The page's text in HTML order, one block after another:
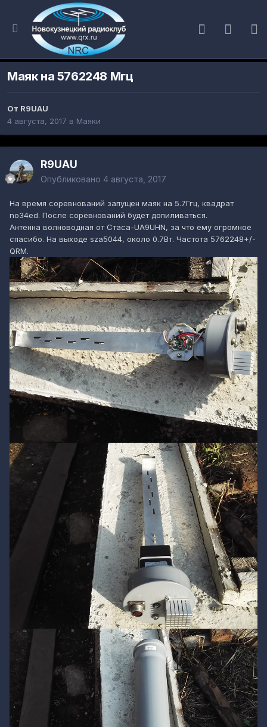
Маяк на 5762248 Мгц
От R9UAU
4 августа, 2017 в Маяки
R9UAU
Опубликовано 4 августа, 2017
На время соревнований запущен маяк на 5.7Ггц, квадрат
no34ed. После соревнований будет допиливаться.
Антенна волноводная от Стаса-UA9UHN, за что ему огромное
спасибо. На выходе sza5044, около 0.7Вт. Частота 5762248+/-
QRM.